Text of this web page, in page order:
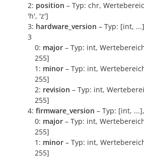
2: position – Typ: chr,
'h', 'z']
3: hardware_version – Typ: [int,
3
0: major – Typ: int,
255]
1: minor – Typ: int,
255]
2: revision – Typ: int,
255]
4: firmware_version – Typ: [int,
0: major – Typ: int,
255]
1: minor – Typ: int,
255]